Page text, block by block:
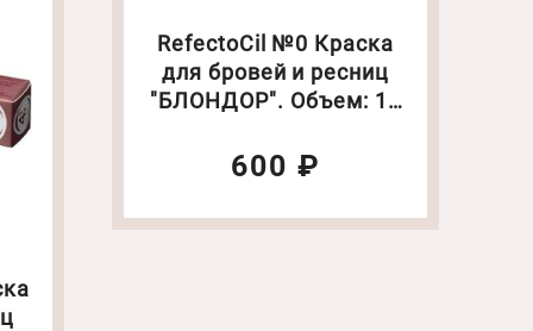
RefectoCil №0 Краска
для бровей и ресниц
"БЛОНДОР". Объем: 15
600 ₽